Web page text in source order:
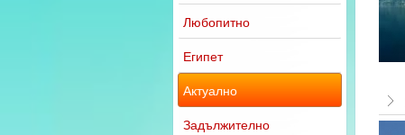
Любопитно
Египет
Актуално
Задължително